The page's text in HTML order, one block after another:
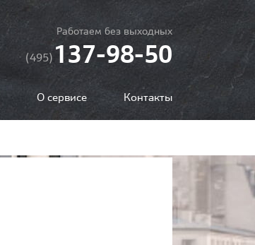
Работаем без выходных
(495)137-98-50
О сервисе Контакты